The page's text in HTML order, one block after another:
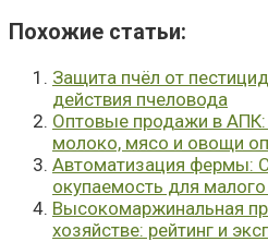
Похожие cтатьи:
Защита пчёл от
действия пчеловода
Оптовые продажи в АПК:
молоко, мясо и овощи
Автоматизация фермы:
окупаемость для
Высокомаржинальная
хозяйстве: рейтинг и